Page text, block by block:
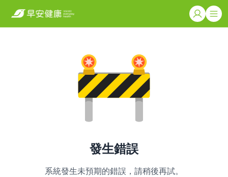
發生錯誤
系統發生未預期的錯誤，請稍後再試。